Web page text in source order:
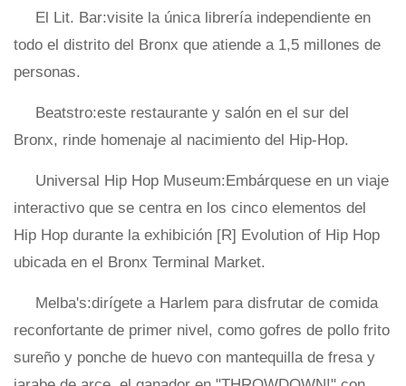
El Lit. Bar:visite la única librería independiente en
todo el distrito del Bronx que atiende a 1,5 millones de
personas.
Beatstro:este restaurante y salón en el sur del
Bronx, rinde homenaje al nacimiento del Hip-Hop.
Universal Hip Hop Museum:Embárquese en un viaje
interactivo que se centra en los cinco elementos del
Hip Hop durante la exhibición [R] Evolution of Hip Hop
ubicada en el Bronx Terminal Market.
Melba's:dirígete a Harlem para disfrutar de comida
reconfortante de primer nivel, como gofres de pollo frito
sureño y ponche de huevo con mantequilla de fresa y